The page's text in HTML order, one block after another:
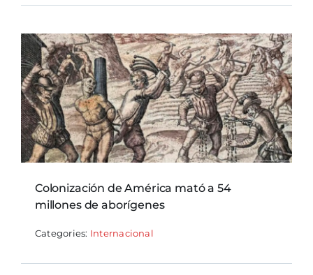
Colonización de América mató a 54
millones de aborígenes
Categories: Internacional